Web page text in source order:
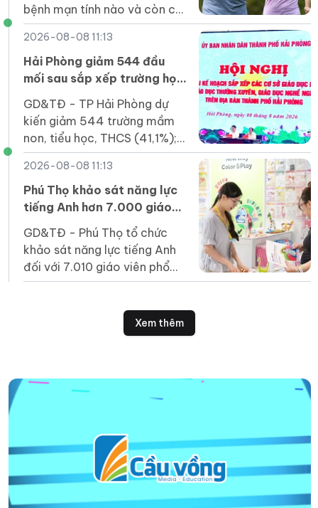
bệnh mạn tính nào và còn có
10 đặc điểm dưới đây, thì
điều đó cho thấy bạn thuộc
nhóm người sống lâu.
2026-08-08 11:13
Hải Phòng giảm 544 đầu
mối sau sắp xếp trường học
GD&TĐ - TP Hải Phòng dự
kiến giảm 544 trường mầm
non, tiểu học, THCS (41,1%);
đảm bảo mô hình một trường
chính, có các phân hiệu, điểm
trường.
2026-08-08 11:13
Phú Thọ khảo sát năng lực
tiếng Anh hơn 7.000 giáo
viên phổ thông
GD&TĐ - Phú Thọ tổ chức
khảo sát năng lực tiếng Anh
đối với 7.010 giáo viên phổ
thông năm 2026.
Xem thêm